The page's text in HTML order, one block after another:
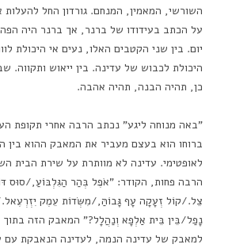
השורשי, המאמין, המנחם. גורדון החל להעלות
על הכתב בעידודו של ברנר, אך ברנר היה הפה
יום. בין שני הקטבים האלו, נעים אי היכולת
היכולת לכבוש של עדינה. בין ייאוש ותקווה.
כן, תהיה הבנה, תהיה אהבה.
"באה מנוחה ליגע" נכתב הרבה אחרי תקופת
ברוחו הוא בעצם מעביר את המאבק ההוא בין
לאופטימי. עדינה לא מוותרת על שירת הבית
הרבה פחות, הקודר: "אֹפֶל בְּהַר הַגִּלְבּוֹעַ,/סוּס
צֵל./קוֹל זְעָקָה עָף גָּבוֹהַּ,/מִשְּׂדוֹת עֵמֶק
נָפַל/בֵּין בֵּית אַלְפָא וְנַהֲלָל?" המאבק הזה
למאבק של עדינה הנמה, לעדינה הנאבקת עם